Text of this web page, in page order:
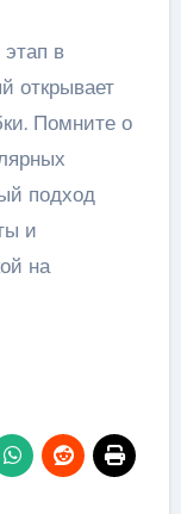
в
открывает
Помните о
подход
и
на